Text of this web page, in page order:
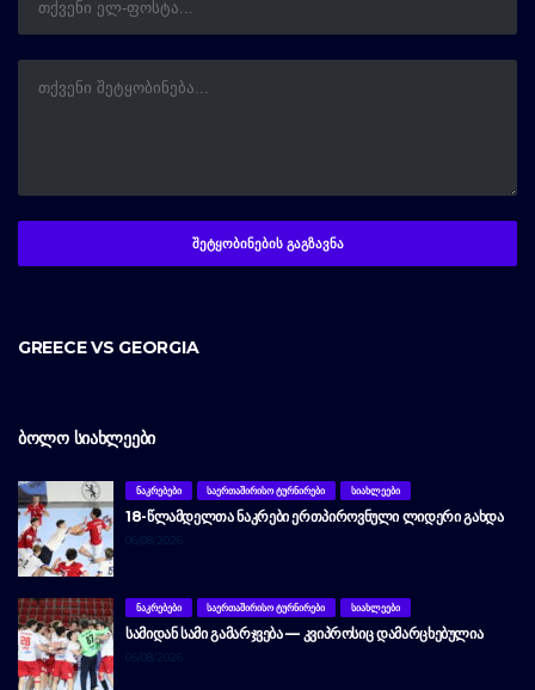
GREECE VS GEORGIA
ᲑᲝᲚᲝ ᲡᲘᲐᲮᲚᲔᲔᲑᲘ
ᲜᲐᲙᲠᲔᲑᲔᲑᲘ ᲡᲐᲔᲠᲗᲐᲨᲘᲠᲘᲡᲝ ᲢᲣᲠᲜᲘᲠᲔᲑᲘ ᲡᲘᲐᲮᲚᲔᲔᲑᲘ
18-ᲬᲚᲐᲛᲓᲔᲚᲗᲐ ᲜᲐᲙᲠᲔᲑᲘ ᲔᲠᲗᲞᲘᲠᲝᲕᲜᲣᲚᲘ ᲚᲘᲓᲔᲠᲘ ᲒᲐᲮᲓᲐ
06/08/2026
ᲜᲐᲙᲠᲔᲑᲔᲑᲘ ᲡᲐᲔᲠᲗᲐᲨᲘᲠᲘᲡᲝ ᲢᲣᲠᲜᲘᲠᲔᲑᲘ ᲡᲘᲐᲮᲚᲔᲔᲑᲘ
ᲡᲐᲛᲘᲓᲐᲜ ᲡᲐᲛᲘ ᲒᲐᲛᲐᲠᲯᲕᲔᲑᲐ — ᲙᲕᲘᲞᲠᲝᲡᲘᲪ ᲓᲐᲛᲐᲠᲪᲮᲔᲑᲣᲚᲘᲐ
05/08/2026